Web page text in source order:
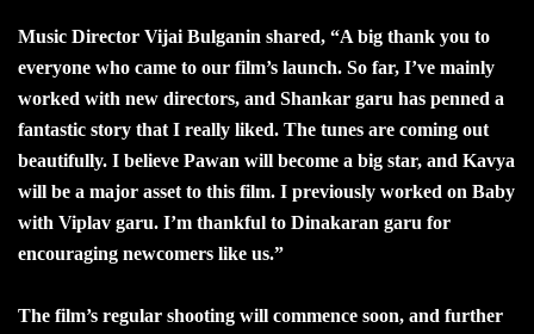
Music Director Vijai Bulganin shared, “A big thank you to
everyone who came to our film’s launch. So far, I’ve mainly
worked with new directors, and Shankar garu has penned a
fantastic story that I really liked. The tunes are coming out
beautifully. I believe Pawan will become a big star, and Kavya
will be a major asset to this film. I previously worked on Baby
with Viplav garu. I’m thankful to Dinakaran garu for
encouraging newcomers like us.”
The film’s regular shooting will commence soon, and further